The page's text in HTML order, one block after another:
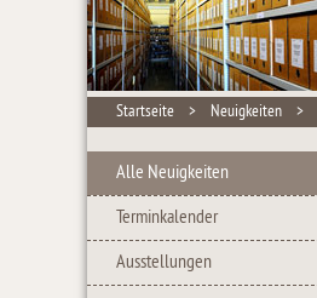
Startseite > Neuigkeiten >
Alle Neuigkeiten
Terminkalender
Ausstellungen